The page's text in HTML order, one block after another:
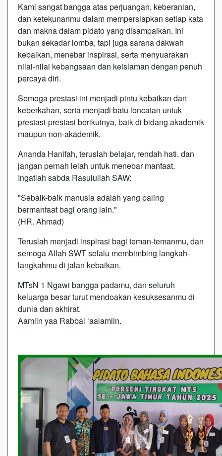
Kami sangat bangga atas perjuangan, keberanian,
dan ketekunanmu dalam mempersiapkan setiap kata
dan makna dalam pidato yang disampaikan. Ini
bukan sekadar lomba, tapi jugasarana dakwah
kebaikan, menebar inspirasi, serta menyuarakan
nilai-nilai kebangsaan dan keislaman dengan penuh
percaya diri.
Semoga prestasi ini menjadi pintu kebaikan dan
keberkahan, serta menjadi batu loncatan untuk
prestasi-prestasi berikutnya, baik di bidang akademik
maupun non-akademik.
Ananda Hanifah, teruslah belajar, rendah hati, dan
jangan pernah lelah untuk menebar manfaat.
Ingatlah sabda Rasulullah SAW:
"Sebaik-baik manusia adalah yang paling
bermanfaat bagi orang lain."
(HR. Ahmad)
Teruslah menjadi inspirasi bagi teman-temanmu, dan
semoga Allah SWT selalu membimbing langkah-
langkahmu di jalan kebaikan.
MTsN 1 Ngawi bangga padamu, dan seluruh
keluarga besar turut mendoakan kesuksesanmu di
dunia dan akhirat.
Aamiin yaa Rabbal ‘aalamiin.